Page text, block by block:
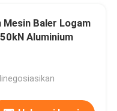
Mesin Baler Logam
Aluminium